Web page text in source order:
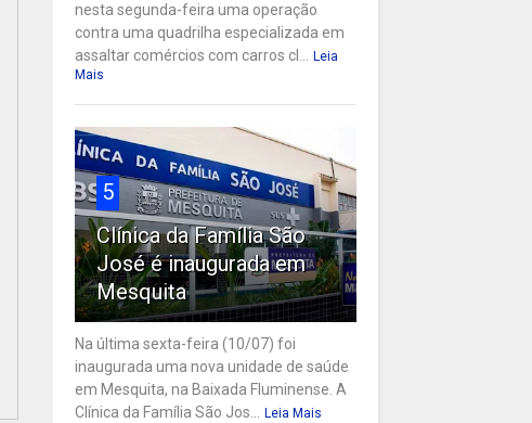
nesta segunda-feira uma operação
contra uma quadrilha especializada em
assaltar comércios com carros cl... Leia
Mais
5
Clínica da Família São
José é inaugurada em
Mesquita
Na última sexta-feira (10/07) foi
inaugurada uma nova unidade de saúde
em Mesquita, na Baixada Fluminense. A
Clínica da Família São Jos... Leia Mais